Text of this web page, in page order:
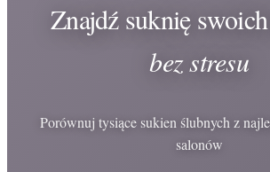
Znajdź suknię
bez stresu
Porównuj tysiące sukien ślubnych z
salonów